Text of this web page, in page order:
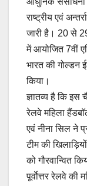
e
b
o
o
k
राष्ट्रीय एवं
जारी है। 20 से
में आयोजित 7वीं
भारत की गोल्डन
किया।
ज्ञातव्य है कि इस
रेलवे महिला
एवं नीना सिल ने
टीम की
को गौरवान्वित
पूर्वाेत्तर रेलवे की